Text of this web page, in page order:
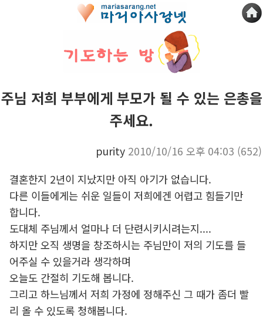
주님 저희 부부에게 부모가 될 수 있는 은총을
주세요.
purity 2010/10/16 오후 04:03 (652)
결혼한지 2년이 지났지만 아직 아기가 없습니다.
다른 이들에게는 쉬운 일들이 저희에겐 어렵고 힘들기만
합니다.
도대체 주님께서 얼마나 더 단련시키시려는지....
하지만 오직 생명을 창조하시는 주님만이 저의 기도를 들
어주실 수 있을거라 생각하며
오늘도 간절히 기도해 봅니다.
그리고 하느님께서 저희 가정에 정해주신 그 때가 좀더 빨
리 올 수 있도록 청해봅니다.